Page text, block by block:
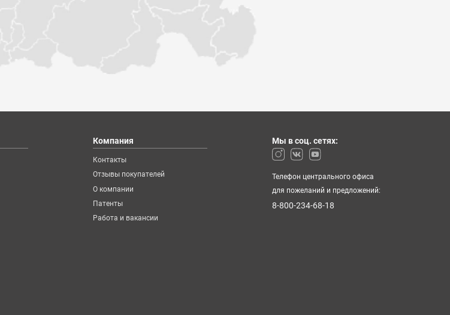
Мы в соц. сетях:
Телефон центрального офиса
для пожеланий и предложений:
8-800-234-68-18
Компания
Контакты
Отзывы покупателей
О компании
Патенты
Работа и вакансии